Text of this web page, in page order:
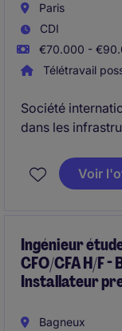
Paris
CDI
€70.000 -
Télétravail
Société
dans les
européen. Au
exposition
Voir
Ingénieur
CFO/CFA H/F
Installateur
Bagneux